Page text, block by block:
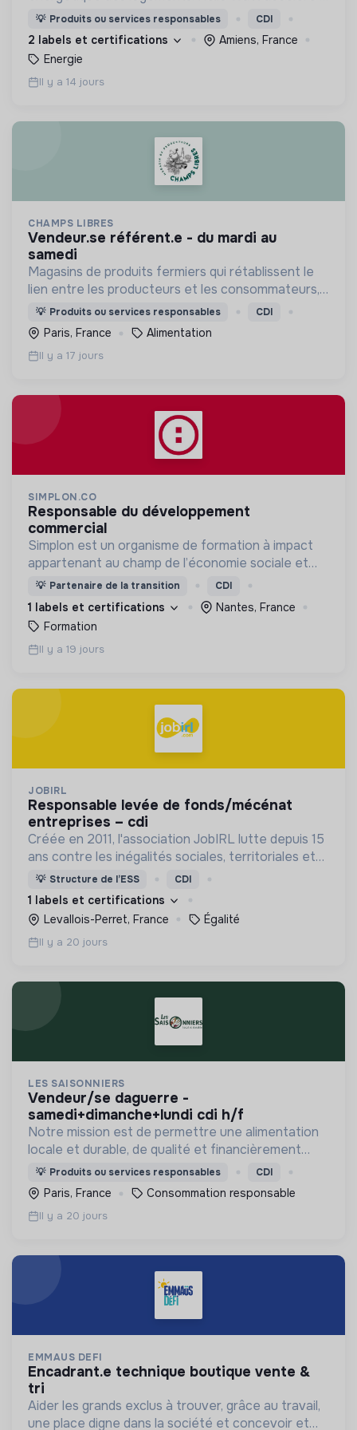
transition énergétique en la rendant plus simple,
plus intelligente et plus accessible.
💡 Produits ou services responsables CDI
2 labels et certifications
Amiens, France
Energie
Il y a 14 jours
CHAMPS LIBRES
vendeur.se référent.e - du mardi au
samedi
Magasins de produits fermiers qui rétablissent le
lien entre les producteurs et les consommateurs,
afin de développer une agriculture et une
consommation plus responsables.
💡 Produits ou services responsables CDI
Paris, France Alimentation
Il y a 17 jours
SIMPLON.CO
responsable du développement
commercial
Simplon est un organisme de formation à impact
appartenant au champ de l’économie sociale et
solidaire.
💡 Partenaire de la transition CDI
1 labels et certifications
Nantes, France
Formation
Il y a 19 jours
JOBIRL
responsable levée de fonds/mécénat
entreprises – cdi
Créée en 2011, l'association JobIRL lutte depuis 15
ans contre les inégalités sociales, territoriales et
de genre dans l’orientation et l’insertion
professionnelle.
💡 Structure de l’ESS CDI
1 labels et certifications
Levallois-Perret, France
Égalité
Il y a 20 jours
LES SAISONNIERS
vendeur/se daguerre -
samedi+dimanche+lundi cdi h/f
Notre mission est de permettre une alimentation
locale et durable, de qualité et financièrement
abordable.
💡 Produits ou services responsables CDI
Paris, France Consommation responsable
Il y a 20 jours
EMMAUS DEFI
encadrant.e technique boutique vente &
tri
Aider les grands exclus à trouver, grâce au travail,
une place digne dans la société et concevoir et